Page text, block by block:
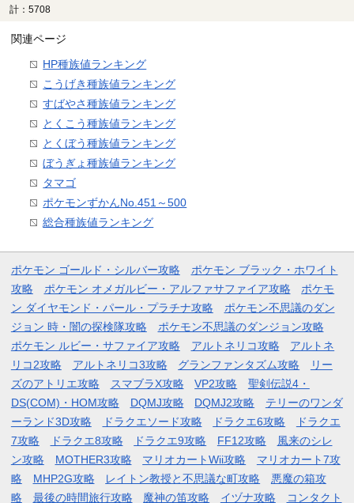
計：5708
関連ページ
HP種族値ランキング
こうげき種族値ランキング
すばやさ種族値ランキング
とくこう種族値ランキング
とくぼう種族値ランキング
ぼうぎょ種族値ランキング
タマゴ
ポケモンずかんNo.451～500
総合種族値ランキング
ポケモン ゴールド・シルバー攻略
ポケモン ブラック・ホワイト
攻略
ポケモン オメガルビー・アルファサファイア攻略
ポケモ
ン ダイヤモンド・パール・プラチナ攻略
ポケモン不思議のダン
ジョン 時・闇の探検隊攻略
ポケモン不思議のダンジョン攻略
ポケモン ルビー・サファイア攻略
アルトネリコ攻略
アルトネ
リコ2攻略
アルトネリコ3攻略 グランファンタズム攻略
リー
ズのアトリエ攻略
スマブラX攻略 VP2攻略
聖剣伝説4・
DS(COM)・HOM攻略
DQMJ攻略 DQMJ2攻略
テリーのワンダ
ーランド3D攻略
ドラクエソード攻略 ドラクエ6攻略
ドラクエ
7攻略
ドラクエ8攻略 ドラクエ9攻略 FF12攻略
風来のシレ
ン攻略
MOTHER3攻略 マリオカートWii攻略
マリオカート7攻
略
MHP2G攻略 レイトン教授と不思議な町攻略
悪魔の箱攻
略
最後の時間旅行攻略 魔神の笛攻略 イヅナ攻略 コンタクト